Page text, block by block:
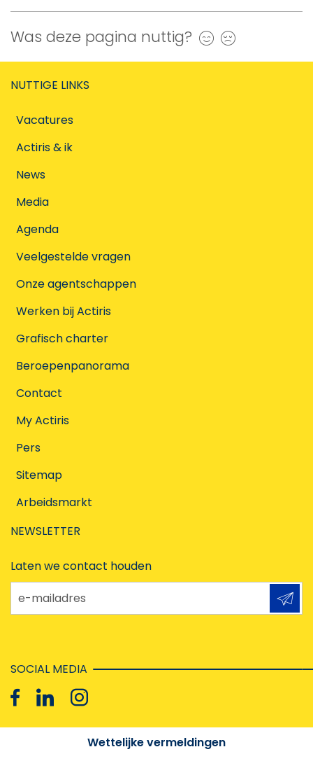
Was deze pagina nuttig? Ja
NUTTIGE LINKS
Vacatures
Actiris & ik
News
Media
Agenda
Veelgestelde vragen
Onze agentschappen
Werken bij Actiris
Grafisch charter
Beroepenpanorama
Contact
My Actiris
Pers
Sitemap
Arbeidsmarkt
NEWSLETTER
Laten we contact houden
e-mailadres
SOCIAL MEDIA
Wettelijke vermeldingen